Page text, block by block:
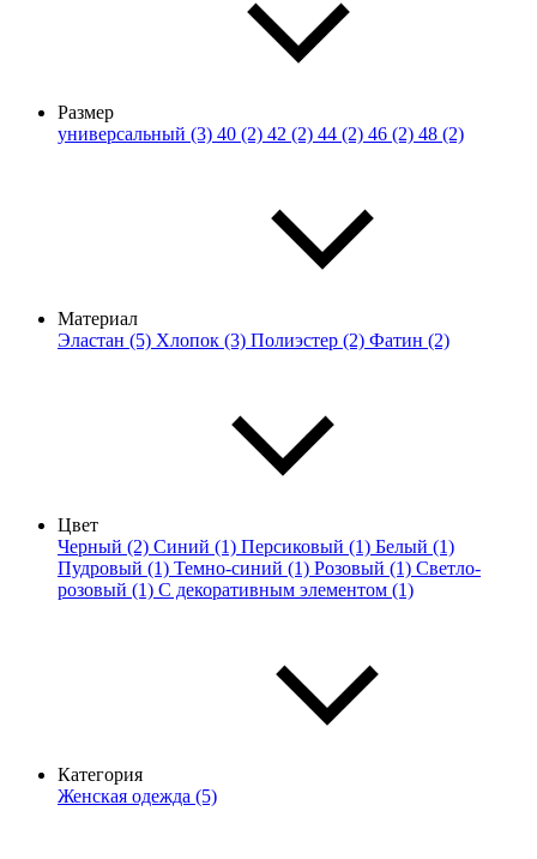
Размер
универсальный (3) 40 (2) 42 (2) 44 (2) 46 (2) 48 (2)
Материал
Эластан (5) Хлопок (3) Полиэстер (2) Фатин (2)
Цвет
Черный (2) Синий (1) Персиковый (1) Белый (1)
Пудровый (1) Темно-синий (1) Розовый (1) Светло-
розовый (1) С декоративным элементом (1)
Категория
Женская одежда (5)